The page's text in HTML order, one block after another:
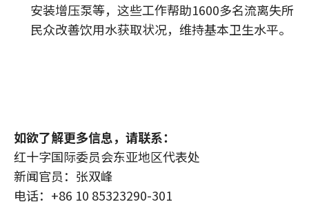
安装增压泵等，这些工作帮助1600多名流离失所
民众改善饮用水获取状况，维持基本卫生水平。
如欲了解更多信息，请联系：
红十字国际委员会东亚地区代表处
新闻官员：张双峰
电话：+86 10 85323290-301